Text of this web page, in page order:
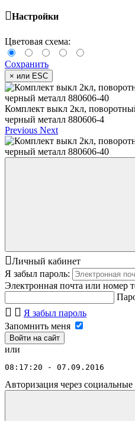
Настройки
Цветовая схема:
Сохранить
× или ESC
Комплект выкл 2кл,
черный металл 880606-4
Previous Next
Личный кабинет
Я забыл пароль:
Электронная почта или номер
Я забыл пароль
Запомнить меня
или
08:17:20 - 07.09.2016
Авторизация через социальные